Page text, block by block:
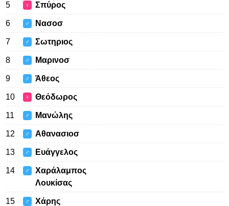
5 ♀ Σπύρος
6 ♂ Νασοσ
7 ♂ Σωτηριος
8 ♂ Μαρινοσ
9 ♂ Άθεος
10 ♀ Θεόδωρος
11 ♂ Μανώλης
12 ♂ Αθανασιοσ
13 ♂ Ευάγγελος
14 ♂
Χαράλαμπος
Λουκίσας
15 ♂ Χάρης